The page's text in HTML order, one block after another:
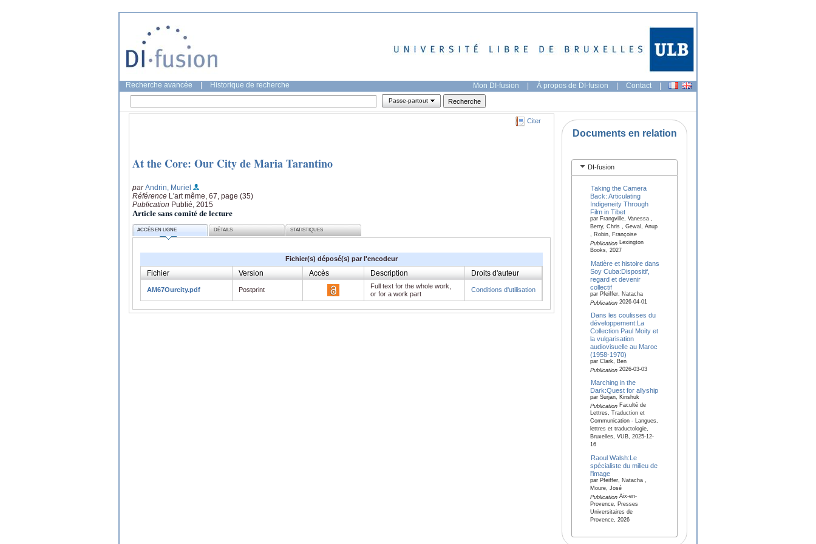
Recherche avancée Historique de recherche Mon DI-fusion | À propos de DI-fusion | Contact |
Passe-partout
Citer
At the Core: Our City de Maria Tarantino
parAndrin, Muriel
Référence L'art même, 67, page (35)
Publication Publié, 2015
Article sans comité de lecture
ACCÈS EN LIGNE DÉTAILS STATISTIQUES
Fichier(s) déposé(s) par l'encodeur
Fichier Version Accès Description Droits d'auteur
AM67Ourcity.pdf Postprint
Full text for the whole work,
or for a work part
Conditions d'utilisation
Documents en relation
DI-fusion
Taking the Camera
Back: Articulating
Indigeneity Through
Film in Tibet
par Frangville, Vanessa ,
Berry, Chris , Gewal, Anup
, Robin, Françoise
PublicationLexington
Books, 2027
Matière et histoire dans
Soy Cuba:Dispositif,
regard et devenir
collectif
par Pfeiffer, Natacha
Publication2026-04-01
Dans les coulisses du
développement:La
Collection Paul Moity et
la vulgarisation
audiovisuelle au Maroc
(1958-1970)
par Clark, Ben
Publication2026-03-03
Marching in the
Dark:Quest for allyship
par Surjan, Kinshuk
PublicationFaculté de
Lettres, Traduction et
Communication - Langues,
lettres et traductologie,
Bruxelles, VUB, 2025-12-
16
Raoul Walsh:Le
spécialiste du milieu de
l'image
par Pfeiffer, Natacha ,
Moure, José
PublicationAix-en-
Provence, Presses
Universitaires de
Provence, 2026